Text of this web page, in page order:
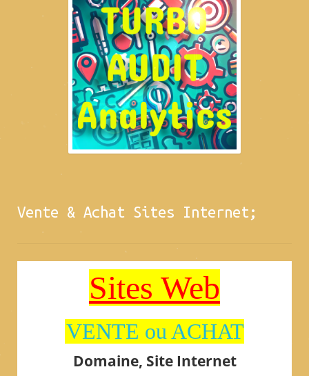
Vente & Achat Sites Internet;
Sites Web
VENTE ou ACHAT
Domaine, Site Internet